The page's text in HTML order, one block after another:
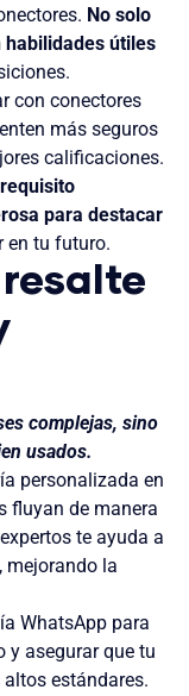
No solo
útiles
con conectores
más seguros
calificaciones.
para destacar
en tu futuro.
resalte
complejas, sino
usados.
personalizada en
fluyan de manera
te ayuda a
mejorando la
WhatsApp para
asegurar que tu
estándares.